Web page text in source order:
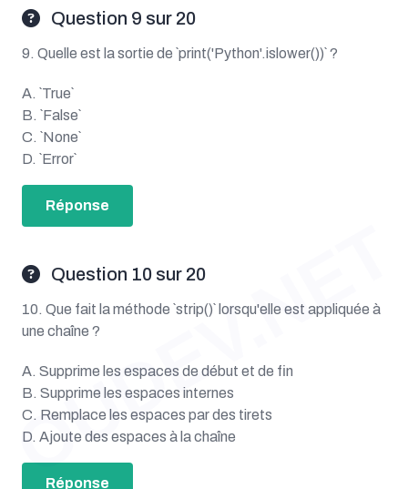
Question 9 sur 20
9. Quelle est la sortie de `print('Python'.islower())` ?
A. `True`
B. `False`
C. `None`
D. `Error`
Réponse
Question 10 sur 20
10. Que fait la méthode `strip()` lorsqu'elle est appliquée à
une chaîne ?
A. Supprime les espaces de début et de fin
B. Supprime les espaces internes
C. Remplace les espaces par des tirets
D. Ajoute des espaces à la chaîne
Réponse
OUDEV.NET